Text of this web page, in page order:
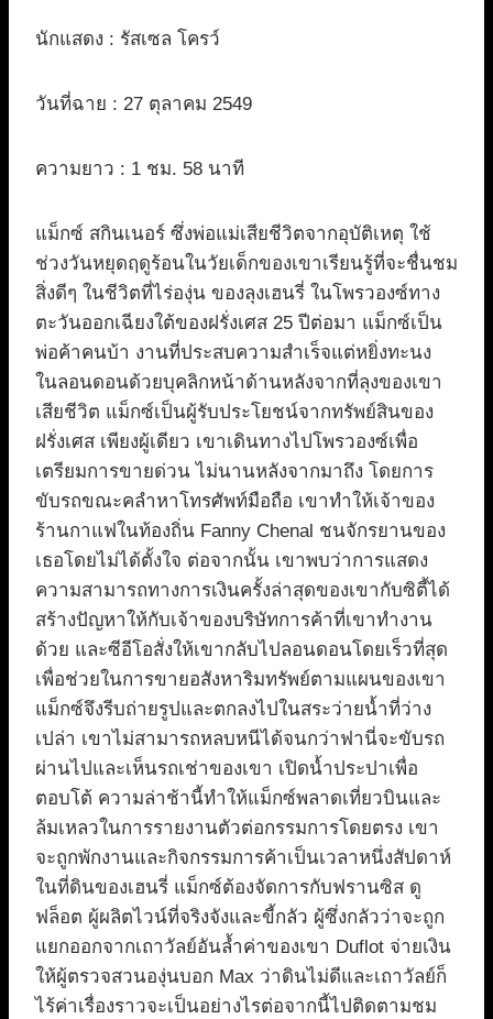
นักแสดง : รัสเซล โครว์
วันที่ฉาย : 27 ตุลาคม 2549
ความยาว : 1 ชม. 58 นาที
แม็กซ์ สกินเนอร์ ซึ่งพ่อแม่เสียชีวิตจากอุบัติเหตุ ใช้
ช่วงวันหยุดฤดูร้อนในวัยเด็กของเขาเรียนรู้ที่จะชื่นชม
สิ่งดีๆ ในชีวิตที่ไร่องุ่น ของลุงเฮนรี่ ในโพรวองซ์ทาง
ตะวันออกเฉียงใต้ของฝรั่งเศส 25 ปีต่อมา แม็กซ์เป็น
พ่อค้าคนบ้า งานที่ประสบความสำเร็จแต่หยิ่งทะนง
ในลอนดอนด้วยบุคลิกหน้าด้านหลังจากที่ลุงของเขา
เสียชีวิต แม็กซ์เป็นผู้รับประโยชน์จากทรัพย์สินของ
ฝรั่งเศส เพียงผู้เดียว เขาเดินทางไปโพรวองซ์เพื่อ
เตรียมการขายด่วน ไม่นานหลังจากมาถึง โดยการ
ขับรถขณะคลำหาโทรศัพท์มือถือ เขาทำให้เจ้าของ
ร้านกาแฟในท้องถิ่น Fanny Chenal ชนจักรยานของ
เธอโดยไม่ได้ตั้งใจ ต่อจากนั้น เขาพบว่าการแสดง
ความสามารถทางการเงินครั้งล่าสุดของเขากับซิตี้ได้
สร้างปัญหาให้กับเจ้าของบริษัทการค้าที่เขาทำงาน
ด้วย และซีอีโอสั่งให้เขากลับไปลอนดอนโดยเร็วที่สุด
เพื่อช่วยในการขายอสังหาริมทรัพย์ตามแผนของเขา
แม็กซ์จึงรีบถ่ายรูปและตกลงไปในสระว่ายน้ำที่ว่าง
เปล่า เขาไม่สามารถหลบหนีได้จนกว่าฟานี่จะขับรถ
ผ่านไปและเห็นรถเช่าของเขา เปิดน้ำประปาเพื่อ
ตอบโต้ ความล่าช้านี้ทำให้แม็กซ์พลาดเที่ยวบินและ
ล้มเหลวในการรายงานตัวต่อกรรมการโดยตรง เขา
จะถูกพักงานและกิจกรรมการค้าเป็นเวลาหนึ่งสัปดาห์
ในที่ดินของเฮนรี่ แม็กซ์ต้องจัดการกับฟรานซิส ดู
ฟล็อต ผู้ผลิตไวน์ที่จริงจังและขี้กลัว ผู้ซึ่งกลัวว่าจะถูก
แยกออกจากเถาวัลย์อันล้ำค่าของเขา Duflot จ่ายเงิน
ให้ผู้ตรวจสวนองุ่นบอก Max ว่าดินไม่ดีและเถาวัลย์ก็
ไร้ค่าเรื่องราวจะเป็นอย่างไรต่อจากนี้ไปติดตามชม